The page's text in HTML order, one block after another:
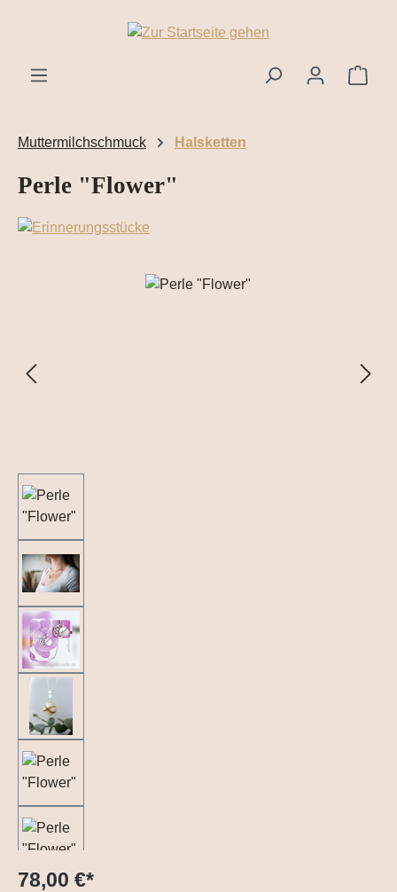
Zum Hauptinhalt springen
Muttermilchschmuck Halsketten
Perle "Flower"
Bildergalerie überspringen
78,00 €*